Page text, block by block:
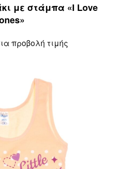
με στάμπα «I Love
προβολή τιμής